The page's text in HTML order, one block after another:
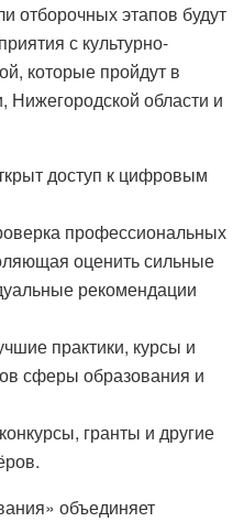
отборочных этапов будут
с культурно-
которые пройдут в
Нижегородской области и
доступ к цифровым
профессиональных
оценить сильные
рекомендации
практики, курсы и
сферы образования и
гранты и другие
объединяет